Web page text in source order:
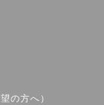
の方へ）